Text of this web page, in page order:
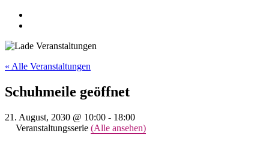
« Alle Veranstaltungen
Schuhmeile geöffnet
21. August, 2030 @ 10:00 - 18:00
Veranstaltungsserie (Alle ansehen)